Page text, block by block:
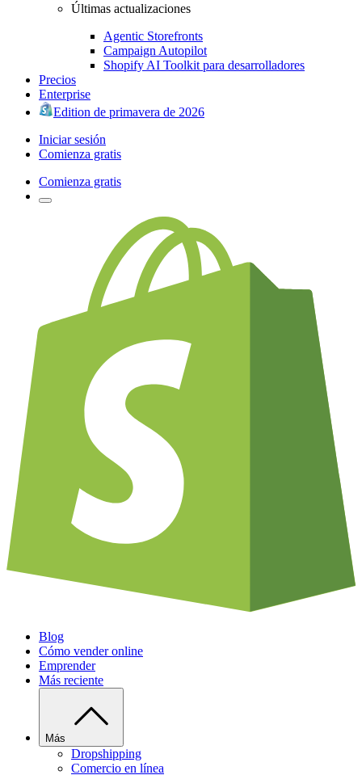
Últimas actualizaciones
Agentic Storefronts
Campaign Autopilot
Shopify AI Toolkit para desarrolladores
Precios
Enterprise
Edition de primavera de 2026
Iniciar sesión
Comienza gratis
Comienza gratis
Blog
Cómo vender online
Emprender
Más reciente
Más
Dropshipping
Comercio en línea